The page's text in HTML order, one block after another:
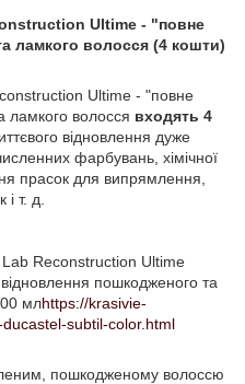
Ultime - "повне
ламкого волосся (4 кошти)
Ultime - "повне
ламкого волосся входять 4
відновлення дуже
фарбувань, хімічної
прасок для випрямлення,
і т. д.
Reconstruction Ultime
пошкодженого та
млhttps://krasivie-
subtil-color.html
пошкодженому волоссю